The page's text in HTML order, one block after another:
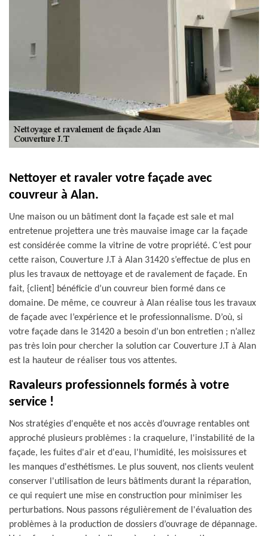
Nettoyer et ravaler votre façade avec
couvreur à Alan.
Une maison ou un bâtiment dont la façade est sale et mal
entretenue projettera une très mauvaise image car la façade
est considérée comme la vitrine de votre propriété. C’est pour
cette raison, Couverture J.T à Alan 31420 s’effectue de plus en
plus les travaux de nettoyage et de ravalement de façade. En
fait, {client] bénéficie d’un couvreur bien formé dans ce
domaine. De même, ce couvreur à Alan réalise tous les travaux
de façade avec l’expérience et le professionnalisme. D’où, si
votre façade dans le 31420 a besoin d’un bon entretien ; n’allez
pas très loin pour chercher la solution car Couverture J.T à Alan
est la hauteur de réaliser tous vos attentes.
Ravaleurs professionnels formés à votre
service !
Nos stratégies d'enquête et nos accès d’ouvrage rentables ont
approché plusieurs problèmes : la craquelure, l'instabilité de la
façade, les fuites d'air et d'eau, l'humidité, les moisissures et
les manques d'esthétismes. Le plus souvent, nos clients veulent
conserver l'utilisation de leurs bâtiments durant la réparation,
ce qui requiert une mise en construction pour minimiser les
perturbations. Nous passons régulièrement de l'évaluation des
problèmes à la production de dossiers d’ouvrage de dépannage.